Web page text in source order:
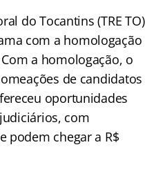
do Tocantins (TRE TO)
com a homologação
a homologação, o
de candidatos
oportunidades
com
podem chegar a R$